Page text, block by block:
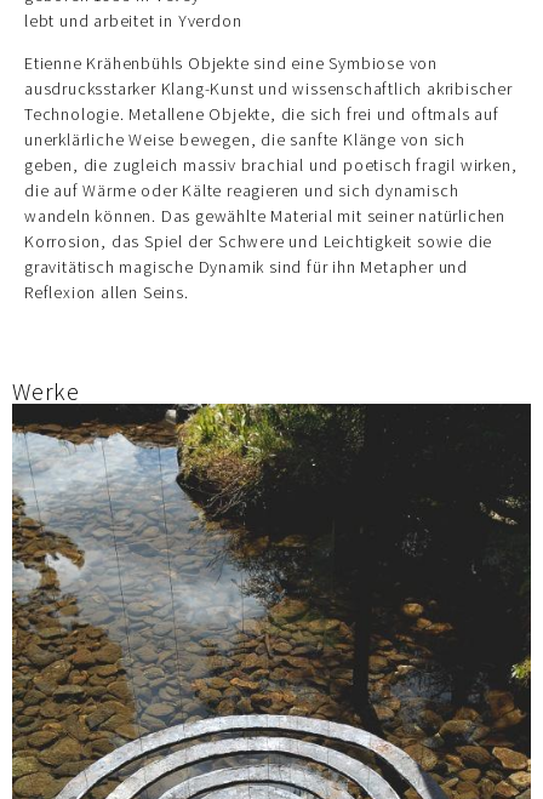
lebt und arbeitet in Yverdon
Etienne Krähenbühls Objekte sind eine Symbiose von
ausdrucksstarker Klang-Kunst und wissenschaftlich akribischer
Technologie. Metallene Objekte, die sich frei und oftmals auf
unerklärliche Weise bewegen, die sanfte Klänge von sich
geben, die zugleich massiv brachial und poetisch fragil wirken,
die auf Wärme oder Kälte reagieren und sich dynamisch
wandeln können. Das gewählte Material mit seiner natürlichen
Korrosion, das Spiel der Schwere und Leichtigkeit sowie die
gravitätisch magische Dynamik sind für ihn Metapher und
Reflexion allen Seins.
Werke